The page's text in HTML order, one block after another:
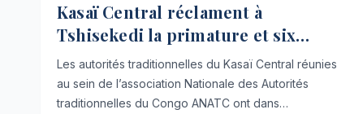
Kasaï Central réclament à
Tshisekedi la primature et six
autres ministères au prochain
Gouvernement
Les autorités traditionnelles du Kasaï Central réunies
au sein de l’association Nationale des Autorités
traditionnelles du Congo ANATC ont dans…